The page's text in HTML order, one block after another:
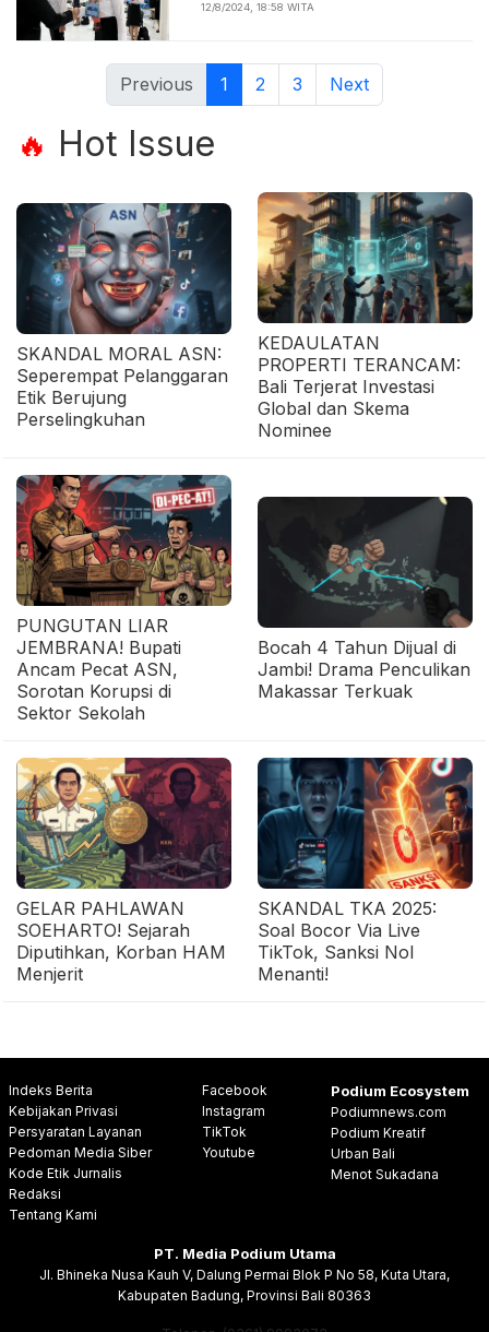
12/8/2024, 18:58 WITA
Previous 1 2 3 Next
🔥 Hot Issue
SKANDAL MORAL ASN:
Seperempat Pelanggaran
Etik Berujung
Perselingkuhan
KEDAULATAN
PROPERTI TERANCAM:
Bali Terjerat Investasi
Global dan Skema
Nominee
PUNGUTAN LIAR
JEMBRANA! Bupati
Ancam Pecat ASN,
Sorotan Korupsi di
Sektor Sekolah
Bocah 4 Tahun Dijual di
Jambi! Drama Penculikan
Makassar Terkuak
GELAR PAHLAWAN
SOEHARTO! Sejarah
Diputihkan, Korban HAM
Menjerit
SKANDAL TKA 2025:
Soal Bocor Via Live
TikTok, Sanksi Nol
Menanti!
Indeks Berita
Kebijakan Privasi
Persyaratan Layanan
Pedoman Media Siber
Kode Etik Jurnalis
Redaksi
Tentang Kami
Facebook
Instagram
TikTok
Youtube
Podium Ecosystem
Podiumnews.com
Podium Kreatif
Urban Bali
Menot Sukadana
PT. Media Podium Utama
Jl. Bhineka Nusa Kauh V, Dalung Permai Blok P No 58, Kuta Utara,
Kabupaten Badung, Provinsi Bali 80363